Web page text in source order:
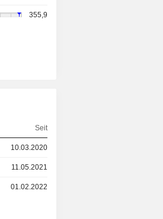
355,9
Seit
10.03.2020
11.05.2021
01.02.2022